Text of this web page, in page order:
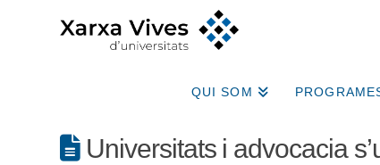
QUI SOM
Universitats i advocacia